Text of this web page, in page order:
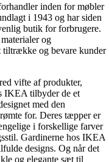
inden for møbler
i 1943 og har siden
butik for forbrugere.
og
og bevare kunder
vifte af produkter,
IKEA tilbyder de et
med den
for. Deres tæpper er
i forskellige farver
Gardinerne hos IKEA
designs. Og når det
og elegante sæt til